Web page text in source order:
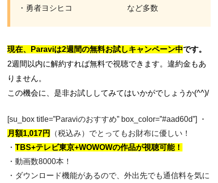
・勇者ヨシヒコ など多数
現在、Paraviは2週間の無料お試しキャンペーン中です。
2週間以内に解約すれば無料で視聴できます。違約金もあ
りません。
この機会に、是非お試ししてみてはいかがでしょうか(^^)/
[su_box title=”Paraviのおすすめ” box_color=”#aad60d”] ・
月額1,017円
（税込み）でとってもお財布に優しい！
・ TBS+テレビ東京+WOWOWの作品が視聴可能！
・動画数8000本！
・ダウンロード機能があるので、外出先でも通信料を気に